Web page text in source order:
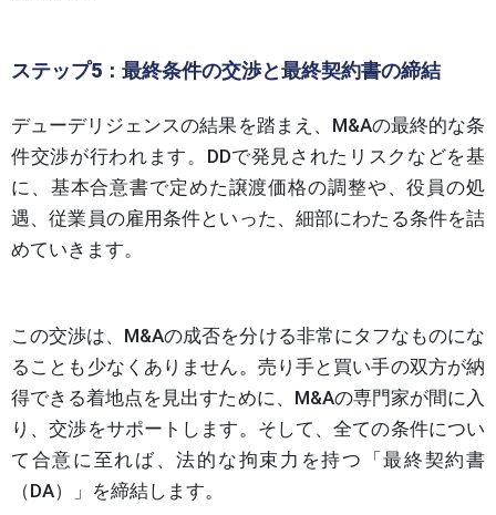
ステップ5：最終条件の交渉と最終契約書の締結
デューデリジェンスの結果を踏まえ、M&Aの最終的な条
件交渉が行われます。DDで発見されたリスクなどを基
に、基本合意書で定めた譲渡価格の調整や、役員の処
遇、従業員の雇用条件といった、細部にわたる条件を詰
めていきます。
この交渉は、M&Aの成否を分ける非常にタフなものにな
ることも少なくありません。売り手と買い手の双方が納
得できる着地点を見出すために、M&Aの専門家が間に入
り、交渉をサポートします。そして、全ての条件につい
て合意に至れば、法的な拘束力を持つ「最終契約書
（DA）」を締結します。